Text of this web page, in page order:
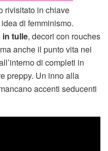
rivisitato in chiave
di femminismo.
in tulle, decori con rouches
anche il punto vita nei
di completi in
preppy. Un inno alla
accenti seducenti